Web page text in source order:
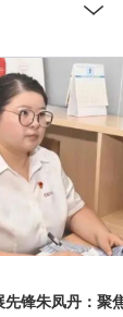
先锋朱凤丹：聚